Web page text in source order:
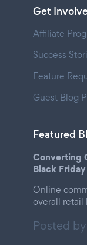
Get
Affiliate
Success
Feature
Guest Blog
Featured
Converting
Black
Online
overall retail
Posted